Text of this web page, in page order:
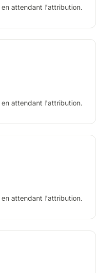
attendant l'attribution.
attendant l'attribution.
attendant l'attribution.